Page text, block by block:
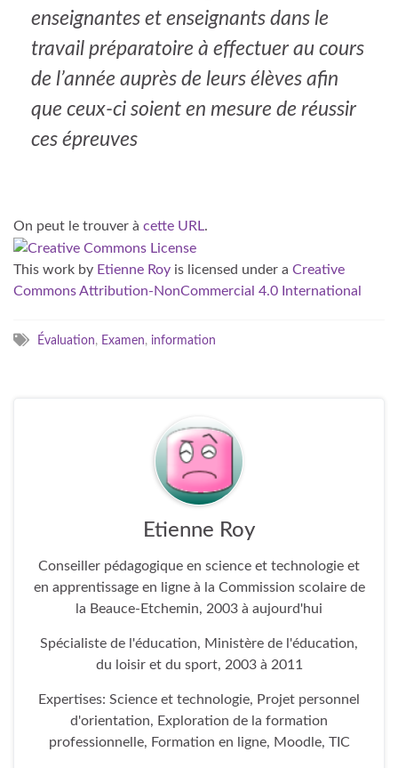
enseignantes et enseignants dans le
travail préparatoire à effectuer au cours
de l’année auprès de leurs élèves afin
que ceux-ci soient en mesure de réussir
ces épreuves
On peut le trouver à cette URL.
This work by Etienne Roy is licensed under a Creative
Commons Attribution-NonCommercial 4.0 International
Évaluation, Examen, information
Etienne Roy
Conseiller pédagogique en science et technologie et
en apprentissage en ligne à la Commission scolaire de
la Beauce-Etchemin, 2003 à aujourd'hui
Spécialiste de l'éducation, Ministère de l'éducation,
du loisir et du sport, 2003 à 2011
Expertises: Science et technologie, Projet personnel
d'orientation, Exploration de la formation
professionnelle, Formation en ligne, Moodle, TIC